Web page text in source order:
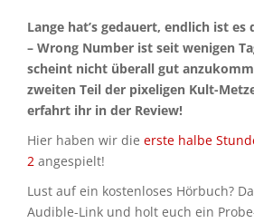
Lange hat’s gedauert, endlich ist
– Wrong Number ist seit wenigen
scheint nicht überall gut
zweiten Teil der pixeligen Kult-
erfahrt ihr in der Review!
Hier haben wir die erste halbe
2 angespielt!
Lust auf ein kostenloses Hörbuch?
Audible-Link und holt euch ein